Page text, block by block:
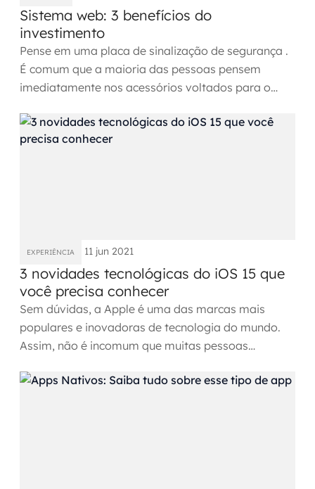
Sistema web: 3 benefícios do
investimento
Pense em uma placa de sinalização de segurança .
É comum que a maioria das pessoas pensem
imediatamente nos acessórios voltados para o
EXPERIÊNCIA 11 jun 2021
3 novidades tecnológicas do iOS 15 que
você precisa conhecer
Sem dúvidas, a Apple é uma das marcas mais
populares e inovadoras de tecnologia do mundo.
Assim, não é incomum que muitas pessoas